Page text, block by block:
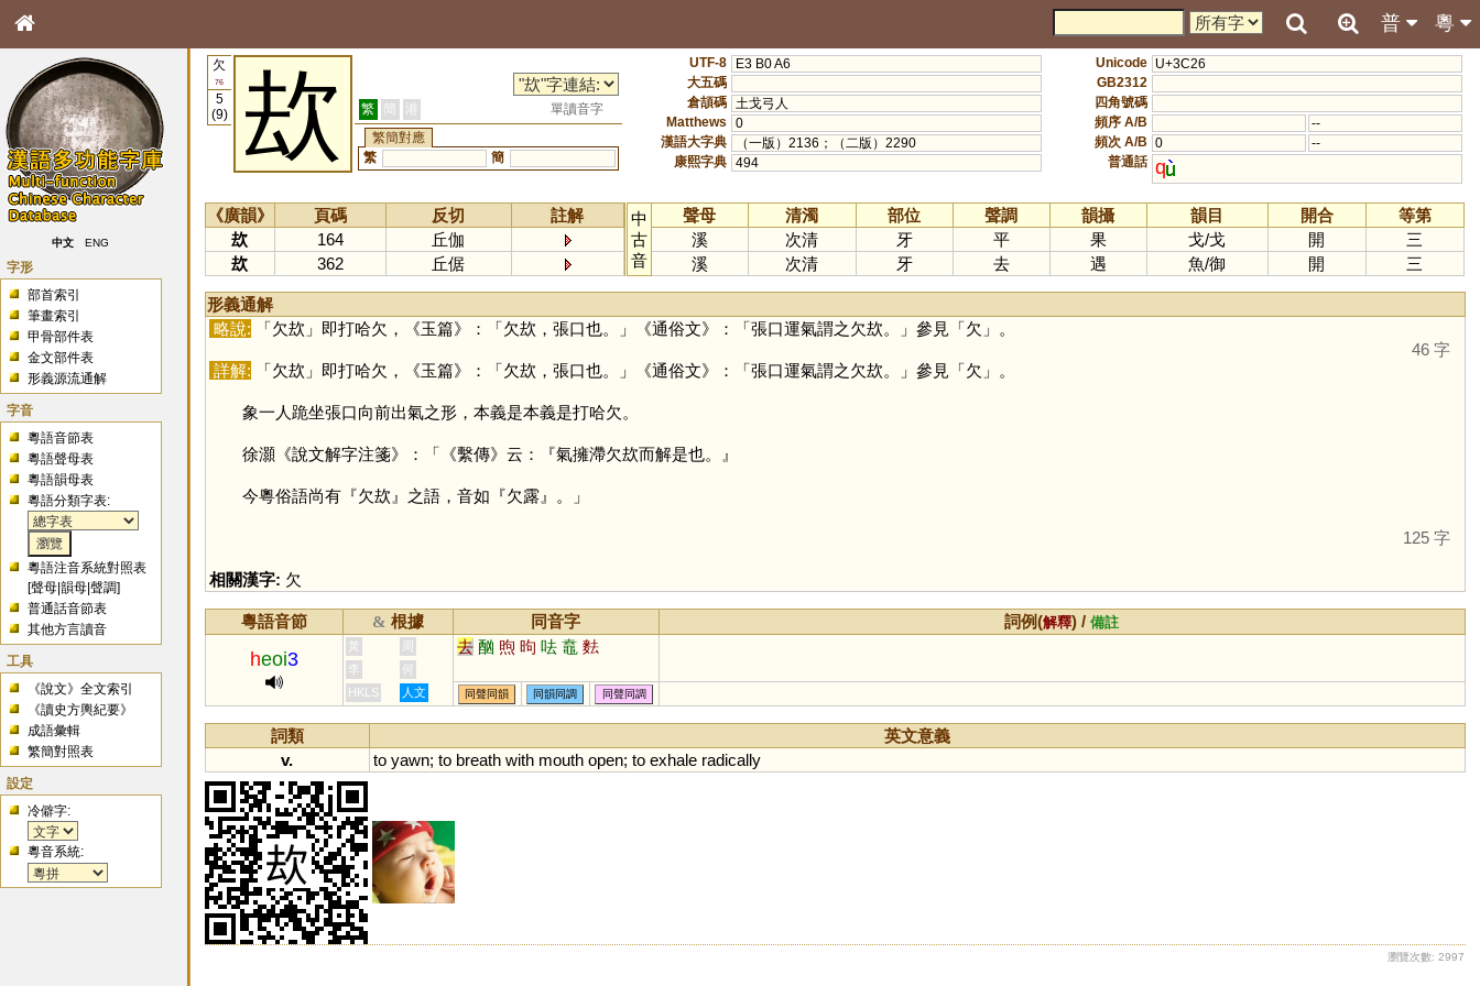
粵
普
中文 ENG
字形
部首索引
筆畫索引
甲骨部件表
金文部件表
形義源流通解
字音
粵語音節表
粵語聲母表
粵語韻母表
粵語分類字表:
粵語注音系統對照表
[聲母 |韻母 |聲調]
普通話音節表
其他方言讀音
工具
《說文》全文索引
《讀史方輿紀要》
成語彙輯
繁簡對照表
設定
冷僻字:
粵音系統:
欠
76
5
(9)
㰦 繁 簡 港
單讀音字
繁簡對應
繁
簡
UTF-8
E3 B0 A6
大五碼
倉頡碼
土戈弓人
Matthews
0
漢語大字典
（一版）2136；（二版）2290
康熙字典 494
Unicode U+3C26
GB2312
四角號碼
頻序 A/B
--
頻次 A/B 0
--
普通話 q
《廣韻》 頁碼 反切
註解
㰦
164
丘伽
㰦
362 丘倨
中
古
音
聲母 清濁 部位 聲調 韻攝 韻目 開合
等第
溪
次清 牙 平 果 戈/戈 開
三
溪
次清 牙 去 遇 魚/御 開 三
形義通解
略說: 「欠㰦」即打哈欠，《玉篇》：「欠㰦，張口也。」《通俗文》：「張口運氣謂之欠㰦。」參見「 欠 」。
46 字
詳解: 「欠㰦」即打哈欠，《玉篇》：「欠㰦，張口也。」《通俗文》：「張口運氣謂之欠㰦。」參見「 欠 」。
象一人跪坐張口向前出氣之形，本義是本義是打哈欠。
徐灝《說文解字注箋》：「《繫傳》云：『氣擁滯欠㰦而解是也。』
今粵俗語尚有『欠㰦』之語，音如『欠露』。」
125 字
相關漢字: 欠
粵語音節 & 根據 同音字 詞例(解釋) /備註
heoi3
黃 周 去 酗 煦 昫 呿 鼁 麮
李
何
HKLS
人文 同聲同韻 同韻同調 同聲同調
詞類
英文意義
v.
to yawn; to breath with mouth open; to exhale radically
瀏覽次數: 2997